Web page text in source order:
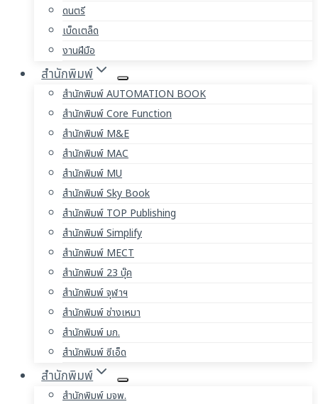
ดนตรี
เบ็ดเตล็ด
งานฝีมือ
สำนักพิมพ์
สำนักพิมพ์ AUTOMATION BOOK
สำนักพิมพ์ Core Function
สำนักพิมพ์ M&E
สำนักพิมพ์ MAC
สำนักพิมพ์ MU
สำนักพิมพ์ Sky Book
สำนักพิมพ์ TOP Publishing
สำนักพิมพ์ Simplify
สำนักพิมพ์ MECT
สำนักพิมพ์ 23 บุ๊ค
สำนักพิมพ์ จุฬาฯ
สำนักพิมพ์ ช่างเหมา
สำนักพิมพ์ มก.
สำนักพิมพ์ ซีเอ็ด
สำนักพิมพ์
สำนักพิมพ์ มจพ.